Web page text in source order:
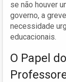
se não houver
governo, a
necessidade
educacionais.
O Papel